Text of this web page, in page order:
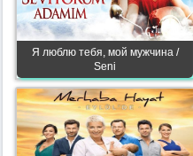
Я люблю тебя, мой мужчина /
Seni